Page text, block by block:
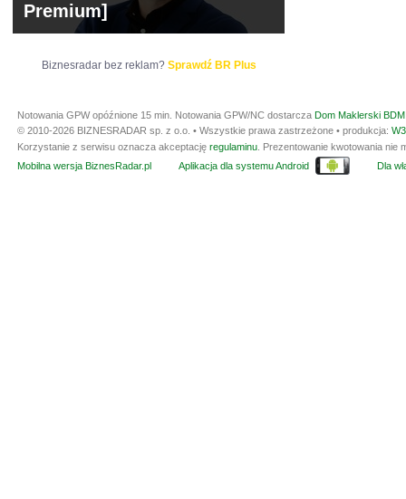
Premium]
Biznesradar bez reklam? Sprawdź BR Plus
Notowania GPW opóźnione 15 min. Notowania GPW/NC dostarcza Dom Maklerski
© 2010-2026 BIZNESRADAR sp. z o.o. • Wszystkie prawa zastrzeżone • produkcja:
Korzystanie z serwisu oznacza akceptację regulaminu . Prezentowanie kwotowania
Mobilna wersja BiznesRadar.pl
Aplikacja dla systemu Android Dla